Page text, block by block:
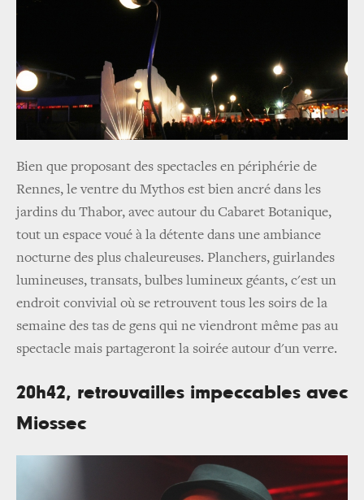
Bien que proposant des spectacles en périphérie de
Rennes, le ventre du Mythos est bien ancré dans les
jardins du Thabor, avec autour du Cabaret Botanique,
tout un espace voué à la détente dans une ambiance
nocturne des plus chaleureuses. Planchers, guirlandes
lumineuses, transats, bulbes lumineux géants, c'est un
endroit convivial où se retrouvent tous les soirs de la
semaine des tas de gens qui ne viendront même pas au
spectacle mais partageront la soirée autour d'un verre.
20h42, retrouvailles impeccables avec
Miossec